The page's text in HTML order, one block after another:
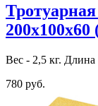
Вес - 2,5 кг.
780 руб.